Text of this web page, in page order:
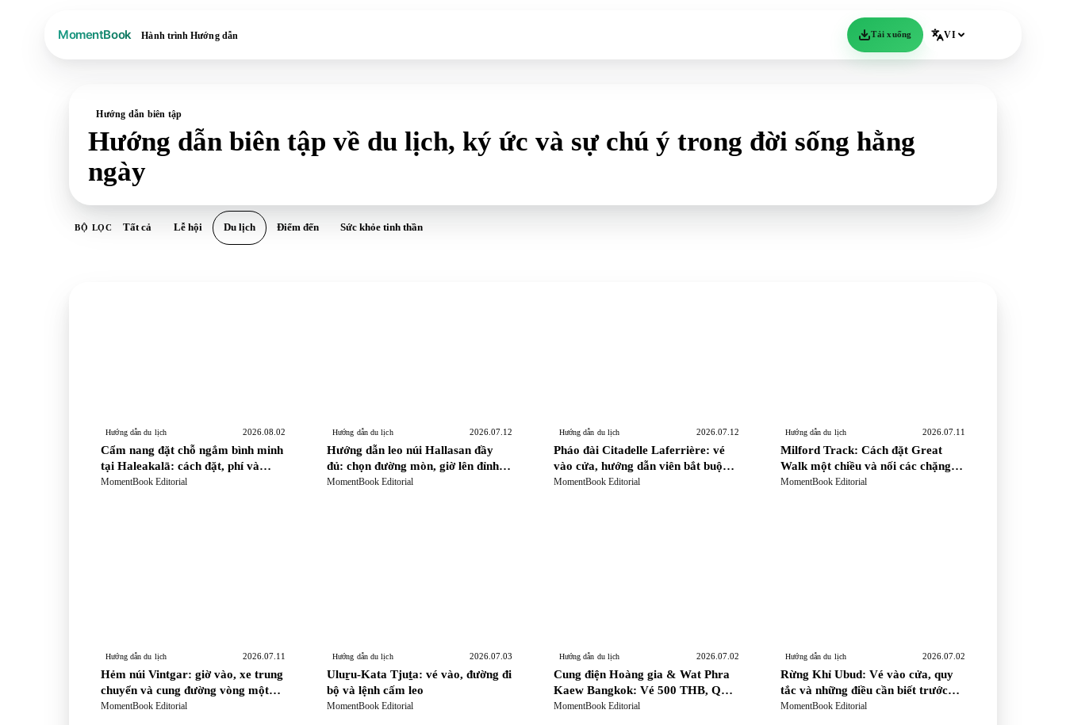
Hành trình Hướng dẫn Tải xuống VI
Hướng dẫn biên tập
Hướng dẫn biên tập về du lịch, ký ức và sự chú ý trong đời sống hằng
ngày
BỘ LỌC Tất cả Lễ hội Du lịch Điểm đến Sức khỏe tinh thần
Hướng dẫn du lịch 2026.08.02
Cẩm nang đặt chỗ ngắm bình minh
tại Haleakalā: cách đặt, phí và
những điều cần biết
MomentBook Editorial
Hướng dẫn du lịch 2026.07.12
Hướng dẫn leo núi Hallasan đầy
đủ: chọn đường mòn, giờ lên đỉnh,
trang bị theo mùa
MomentBook Editorial
Hướng dẫn du lịch 2026.07.12
Pháo đài Citadelle Laferrière: vé
vào cửa, hướng dẫn viên bắt buộc
và cách tham quan pháo đài trên
MomentBook Editorial
Hướng dẫn du lịch 2026.07.11
Milford Track: Cách đặt Great
Walk một chiều và nối các chặng
thuyền
MomentBook Editorial
Hướng dẫn du lịch 2026.07.11
Hẻm núi Vintgar: giờ vào, xe trung
chuyển và cung đường vòng một
chiều
MomentBook Editorial
Hướng dẫn du lịch 2026.07.03
Uluṟu-Kata Tjuṯa: vé vào, đường đi
bộ và lệnh cấm leo
MomentBook Editorial
Hướng dẫn du lịch 2026.07.02
Cung điện Hoàng gia & Wat Phra
Kaew Bangkok: Vé 500 THB, Quy
định Trang phục Nghiêm ngặt và
MomentBook Editorial
Hướng dẫn du lịch 2026.07.02
Rừng Khỉ Ubud: Vé vào cửa, quy
tắc và những điều cần biết trước
khi bước vào
MomentBook Editorial